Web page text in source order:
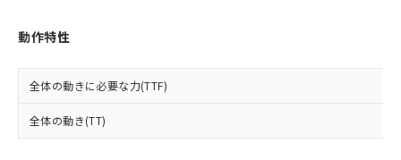
動作特性
全体の動きに必要な力(TTF)
全体の動き(TT)
および当社の共同利用者が、当社の製
品・サービスに関するお客様との取
をご了承ください。
※当社の共同利用者とは、"個人情報
下記の非含有証明書をダウンロードするこ
とができます。
EU RoHS指令（10物質）の非含有証明書